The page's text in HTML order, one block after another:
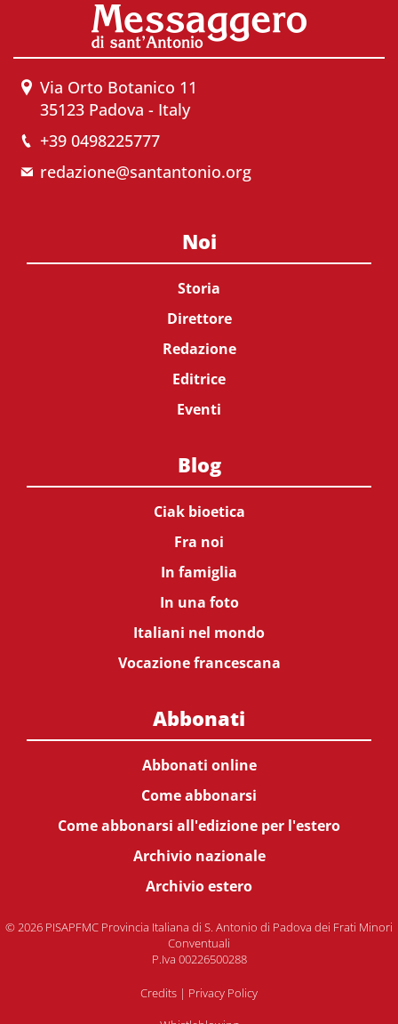
Via Orto Botanico 11
35123 Padova - Italy
+39 0498225777
redazione@santantonio.org
Noi
Storia
Direttore
Redazione
Editrice
Eventi
Blog
Ciak bioetica
Fra noi
In famiglia
In una foto
Italiani nel mondo
Vocazione francescana
Abbonati
Abbonati online
Come abbonarsi
Come abbonarsi all'edizione per l'estero
Archivio nazionale
Archivio estero
© 2026 PISAPFMC Provincia Italiana di S. Antonio di Padova dei Frati Minori
Conventuali
P.Iva 00226500288
Credits | Privacy Policy